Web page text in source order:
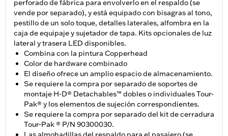
perforado de fábrica para envolverlo en el respaldo (se
vende por separado), y está equipado con bisagras al tono,
pestillo de un solo toque, detalles laterales, alfombra en la
caja de equipaje y sujetador de tapa. Kits opcionales de luz
lateral y trasera LED disponibles.
Combina con la pintura Copperhead
Color de hardware combinado
El diseño ofrece un amplio espacio de almacenamiento.
Se requiere la compra por separado de soportes de
montaje H-D® Detachables™ dobles o individuales Tour-
Pak® y los elementos de sujeción correspondientes.
Se requiere la compra por separado del kit de cerradura
Tour-Pak ® P/N 90300030.